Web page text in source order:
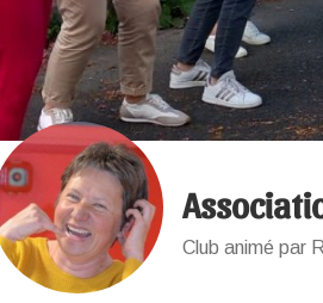
Club animé par